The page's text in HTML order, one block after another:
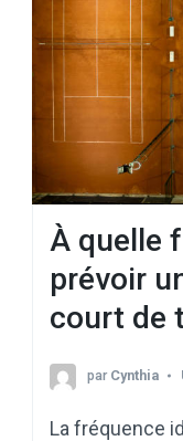
À quelle
prévoir
court de
par Cynthia
La fréquence